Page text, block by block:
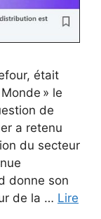
était
» le
de
a retenu
du secteur
donne son
de la … Lire